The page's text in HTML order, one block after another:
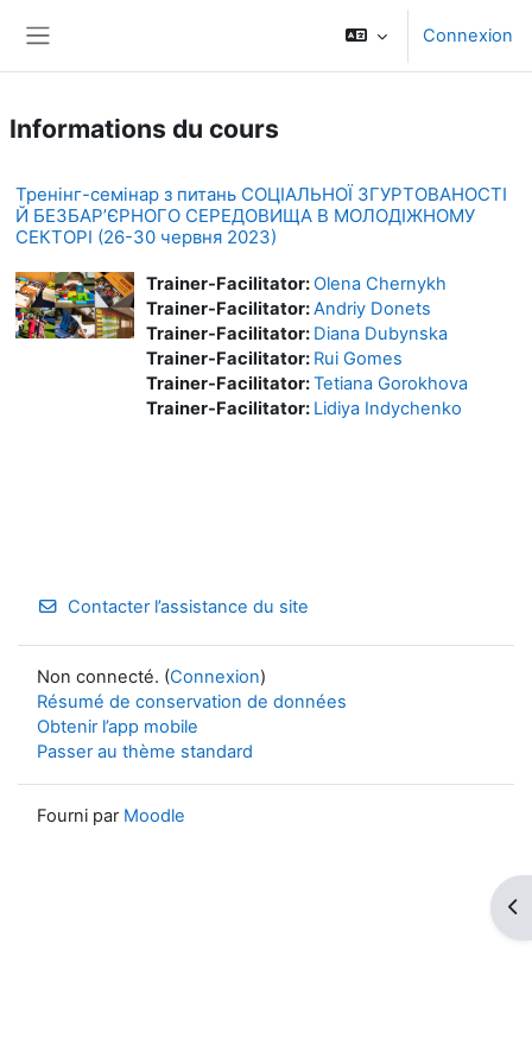
Connexion
Informations du cours
Тренінг-семінар з питань СОЦІАЛЬНОЇ ЗГУРТОВАНОСТІ
Й БЕЗБАР’ЄРНОГО СЕРЕДОВИЩА В МОЛОДІЖНОМУ
СЕКТОРІ (26-30 червня 2023)
Trainer-Facilitator:Olena Chernykh
Trainer-Facilitator:Andriy Donets
Trainer-Facilitator: Diana Dubynska
Trainer-Facilitator: Rui Gomes
Trainer-Facilitator:Tetiana Gorokhova
Trainer-Facilitator: Lidiya Indychenko
Contacter l’assistance du site
Non connecté. (Connexion)
Résumé de conservation de données
Obtenir l’app mobile
Passer au thème standard
Fourni par Moodle